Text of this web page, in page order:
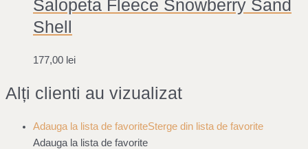
Salopeta Fleece Snowberry Sand
Shell
177,00 lei
Alți clienti au vizualizat
Adauga la lista de favoriteSterge din lista de favorite
Adauga la lista de favorite